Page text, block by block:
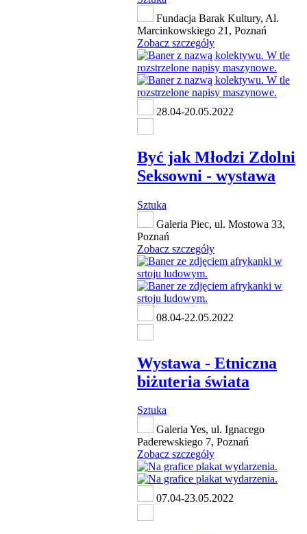
Fundacja Barak Kultury, Al.
Marcinkowskiego 21, Poznań
Zobacz szczegóły
28.04-20.05.2022
Być jak Młodzi Zdolni
Seksowni - wystawa
Sztuka
Galeria Piec, ul. Mostowa 33,
Poznań
Zobacz szczegóły
08.04-22.05.2022
Wystawa - Etniczna
biżuteria świata
Sztuka
Galeria Yes, ul. Ignacego
Paderewskiego 7, Poznań
Zobacz szczegóły
07.04-23.05.2022